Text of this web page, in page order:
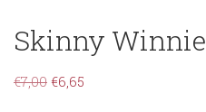
Skinny Winnie
€7,00 €6,65